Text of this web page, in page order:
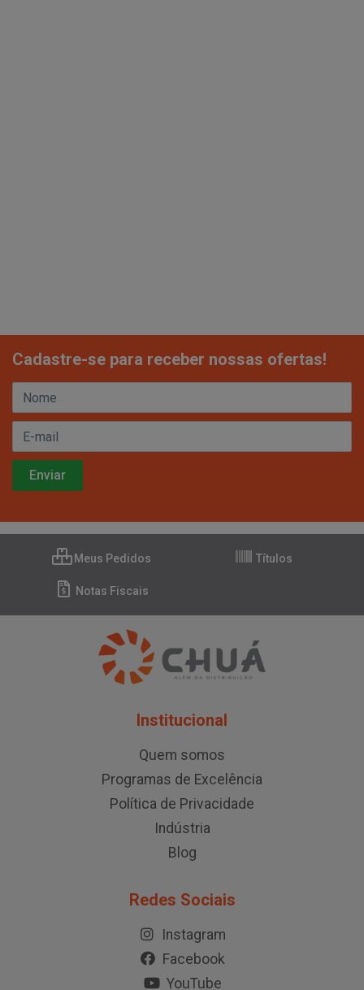
Cadastre-se para receber nossas ofertas!
Meus Pedidos Títulos
Notas Fiscais
Institucional
Quem somos
Programas de Excelência
Política de Privacidade
Indústria
Blog
Redes Sociais
Instagram
Facebook
YouTube